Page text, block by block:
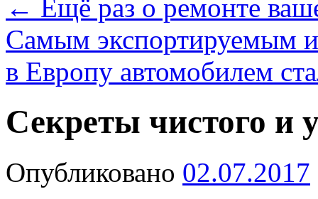
← Ещё раз о ремонте
Самым экспортируемым
в Европу автомобилем
Секреты чистого и
Опубликовано 02.07.2017